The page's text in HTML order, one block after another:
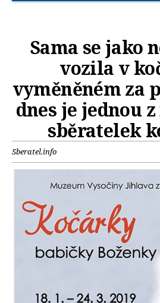
Sama se jako
vozila v
vyměněném za
dnes je jednou
sběratelek
Sberatel.info